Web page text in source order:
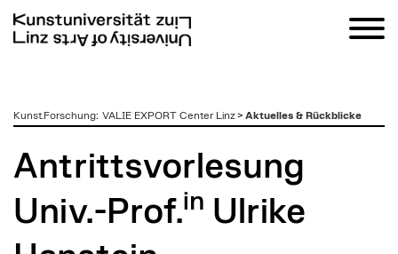
zumKunst.Forschung: VALIE EXPORT Center Linz> Aktuelles & Rückblicke
Antrittsvorlesung
Univ.-Prof.in Ulrike